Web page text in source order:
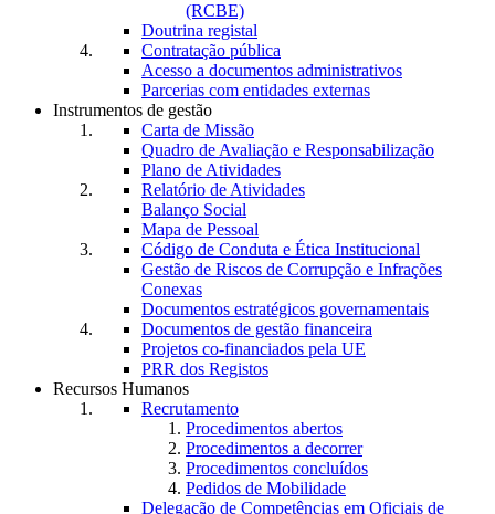
(RCBE)
Doutrina registal
Contratação pública
Acesso a documentos administrativos
Parcerias com entidades externas
Instrumentos de gestão
Carta de Missão
Quadro de Avaliação e Responsabilização
Plano de Atividades
Relatório de Atividades
Balanço Social
Mapa de Pessoal
Código de Conduta e Ética Institucional
Gestão de Riscos de Corrupção e Infrações
Conexas
Documentos estratégicos governamentais
Documentos de gestão financeira
Projetos co-financiados pela UE
PRR dos Registos
Recursos Humanos
Recrutamento
Procedimentos abertos
Procedimentos a decorrer
Procedimentos concluídos
Pedidos de Mobilidade
Delegação de Competências em Oficiais de